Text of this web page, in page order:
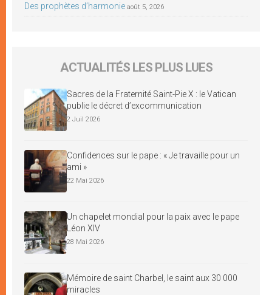
Des prophètes d’harmonie août 5, 2026
ACTUALITÉS LES PLUS LUES
Sacres de la Fraternité Saint-Pie X : le Vatican
publie le décret d’excommunication
2 Juil 2026
Confidences sur le pape : « Je travaille pour un
ami »
22 Mai 2026
Un chapelet mondial pour la paix avec le pape
Léon XIV
28 Mai 2026
Mémoire de saint Charbel, le saint aux 30 000
miracles